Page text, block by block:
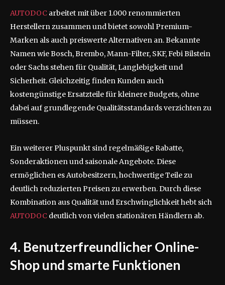
AUTODOC arbeitet mit über 1.000 renommierten
Herstellern zusammen und bietet sowohl Premium-
Marken als auch preiswerte Alternativen an. Bekannte
Namen wie Bosch, Brembo, Mann-Filter, SKF, Febi Bilstein
oder Sachs stehen für Qualität, Langlebigkeit und
Sicherheit. Gleichzeitig finden Kunden auch
kostengünstige Ersatzteile für kleinere Budgets, ohne
dabei auf grundlegende Qualitätsstandards verzichten zu
müssen.
Ein weiterer Pluspunkt sind regelmäßige Rabatte,
Sonderaktionen und saisonale Angebote. Diese
ermöglichen es Autobesitzern, hochwertige Teile zu
deutlich reduzierten Preisen zu erwerben. Durch diese
Kombination aus Qualität und Erschwinglichkeit hebt sich
AUTODOC deutlich von vielen stationären Händlern ab.
4. Benutzerfreundlicher Online-
Shop und smarte Funktionen